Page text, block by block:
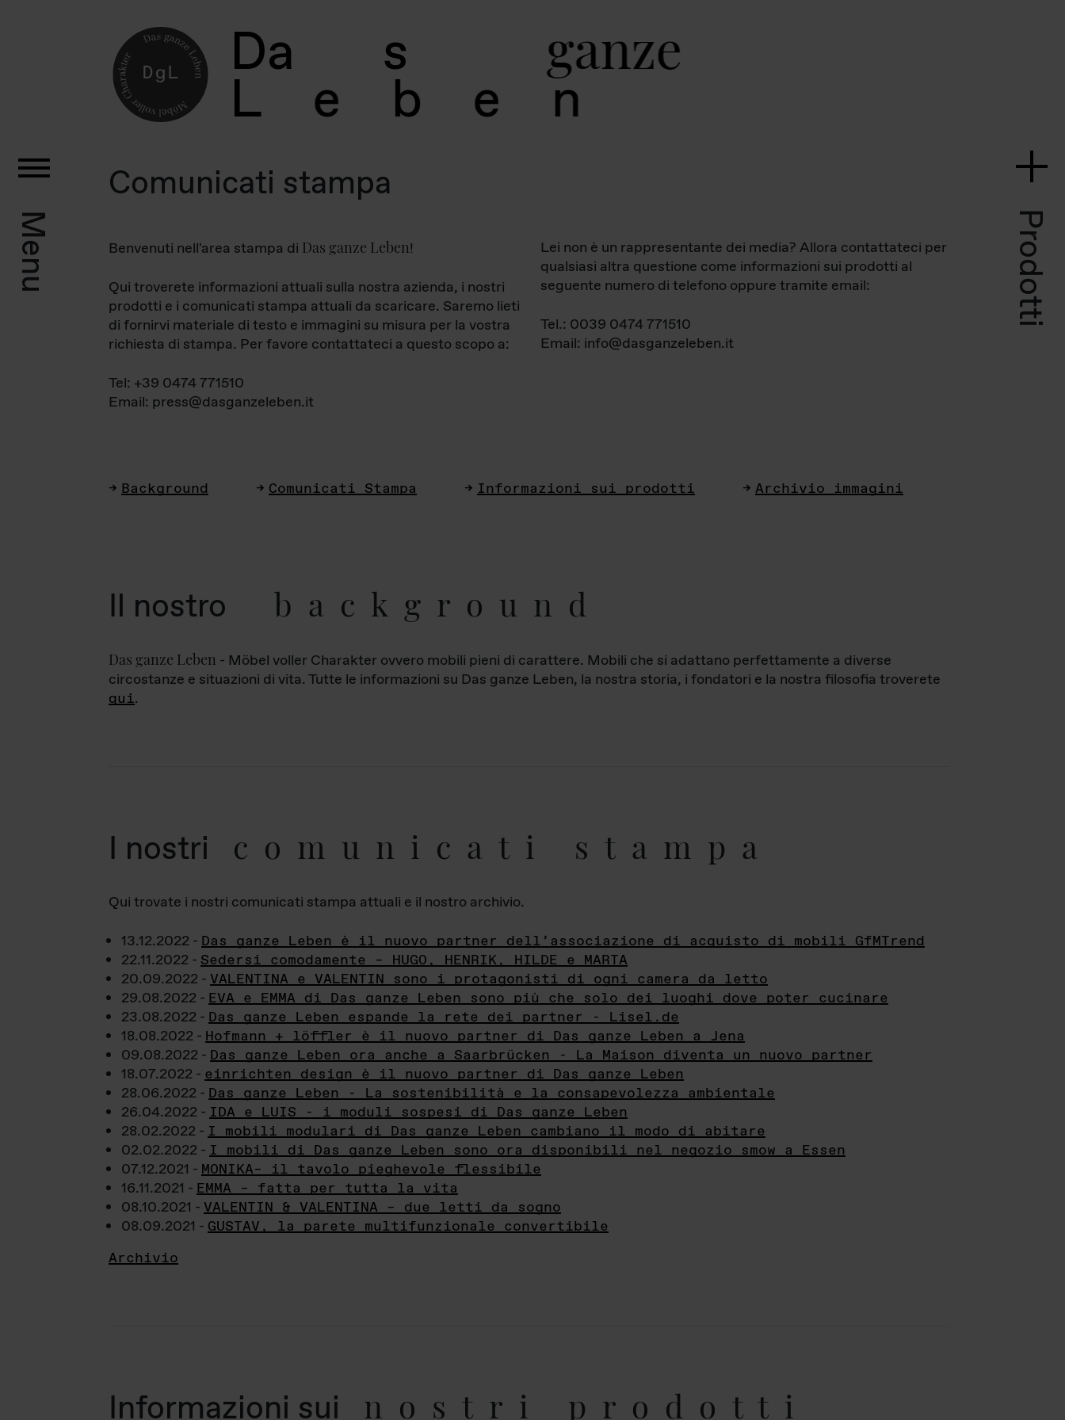
Da s ganze
L e b e n
Menu Prodotti
Comunicati stampa
Benvenuti nell'area stampa di Das ganze Leben!
Qui troverete informazioni attuali sulla nostra azienda, i nostri
prodotti e i comunicati stampa attuali da scaricare. Saremo lieti
di fornirvi materiale di testo e immagini su misura per la vostra
richiesta di stampa. Per favore contattateci a questo scopo a:
Tel: +39 0474 771510
Email: press@dasganzeleben.it
Lei non è un rappresentante dei media? Allora contattateci per
qualsiasi altra questione come informazioni sui prodotti al
seguente numero di telefono oppure tramite email:
Tel.: 0039 0474 771510
Email: info@dasganzeleben.it
Background Comunicati Stampa Informazioni sui prodotti Archivio immagini
Il nostro background
Das ganze Leben - Möbel voller Charakter ovvero mobili pieni di carattere. Mobili che si adattano perfettamente a diverse
circostanze e situazioni di vita. Tutte le informazioni su Das ganze Leben, la nostra storia, i fondatori e la nostra filosofia troverete
qui.
I nostri comunicati stampa
Qui trovate i nostri comunicati stampa attuali e il nostro archivio.
13.12.2022 - Das ganze Leben è il nuovo partner dell’associazione di acquisto di mobili GfMTrend
22.11.2022 - Sedersi comodamente – HUGO, HENRIK, HILDE e MARTA
20.09.2022 - VALENTINA e VALENTIN sono i protagonisti di ogni camera da letto
29.08.2022 - EVA e EMMA di Das ganze Leben sono più che solo dei luoghi dove poter cucinare
23.08.2022 - Das ganze Leben espande la rete dei partner - Lisel.de
18.08.2022 - Hofmann + löffler è il nuovo partner di Das ganze Leben a Jena
09.08.2022 - Das ganze Leben ora anche a Saarbrücken - La Maison diventa un nuovo partner
18.07.2022 - einrichten design è il nuovo partner di Das ganze Leben
28.06.2022 - Das ganze Leben - La sostenibilità e la consapevolezza ambientale
26.04.2022 - IDA e LUIS - i moduli sospesi di Das ganze Leben
28.02.2022 - I mobili modulari di Das ganze Leben cambiano il modo di abitare
02.02.2022 - I mobili di Das ganze Leben sono ora disponibili nel negozio smow a Essen
07.12.2021 - MONIKA– il tavolo pieghevole flessibile
16.11.2021 - EMMA – fatta per tutta la vita
08.10.2021 - VALENTIN & VALENTINA – due letti da sogno
08.09.2021 - GUSTAV, la parete multifunzionale convertibile
Archivio
Informazioni sui nostri prodotti